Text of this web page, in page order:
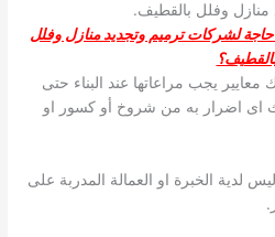
حاجة لشركات ترميم وتجديد منازل وفلل
معايير يجب مراعاتها عند البناء حتى
اى اضرار به من شروخ أو كسور او
لدية الخبرة او العمالة المدربة على